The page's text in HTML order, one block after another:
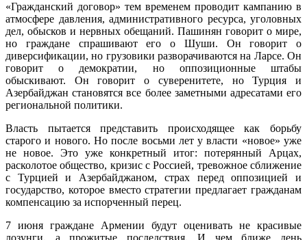
«Гражданский договор» тем временем проводит кампанию в
атмосфере давления, административного ресурса, уголовных
дел, обысков и нервных обещаний. Пашинян говорит о мире,
но граждане спрашивают его о Шуши. Он говорит о
диверсификации, но грузовики разворачиваются на Ларсе. Он
говорит о демократии, но оппозиционные штабы
обыскивают. Он говорит о суверенитете, но Турция и
Азербайджан становятся все более заметными адресатами его
региональной политики.
Власть пытается представить происходящее как борьбу
старого и нового. Но после восьми лет у власти «новое» уже
не новое. Это уже конкретный итог: потерянный Арцах,
расколотое общество, кризис с Россией, тревожное сближение
с Турцией и Азербайджаном, страх перед оппозицией и
государство, которое вместо стратегии предлагает гражданам
компенсацию за испорченный перец.
7 июня граждане Армении будут оценивать не красивые